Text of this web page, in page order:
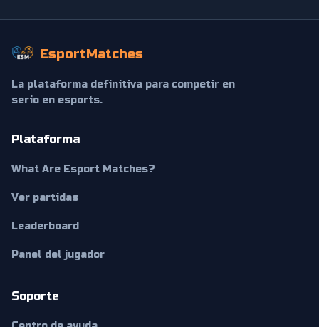
EsportMatches
La plataforma definitiva para competir en
serio en esports.
Plataforma
What Are Esport Matches?
Ver partidas
Leaderboard
Panel del jugador
Soporte